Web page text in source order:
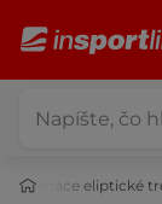
Domáce eliptické